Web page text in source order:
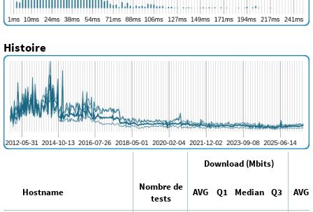
Histoire
Download (Mbits)
Hostname
Nombre de
tests
AVG Q1 Median Q3 AVG